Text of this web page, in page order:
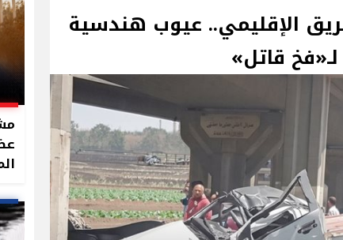
الإقليمي.. عيوب هندسية
قاتل»